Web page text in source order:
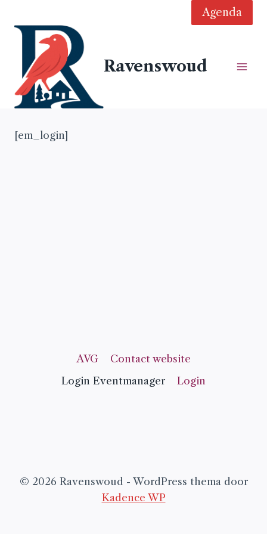
naar
Agenda
Ravenswoud
[em_login]
AVG
Contact website
Login Eventmanager
Login
© 2026 Ravenswoud - WordPress thema door
Kadence WP